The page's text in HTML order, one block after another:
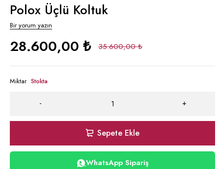
Polox Üçlü Koltuk
Bir yorum yazın
35.600,00₺
28.600,00 ₺
Miktar Stokta
Sepete Ekle
WhatsApp Sipariş